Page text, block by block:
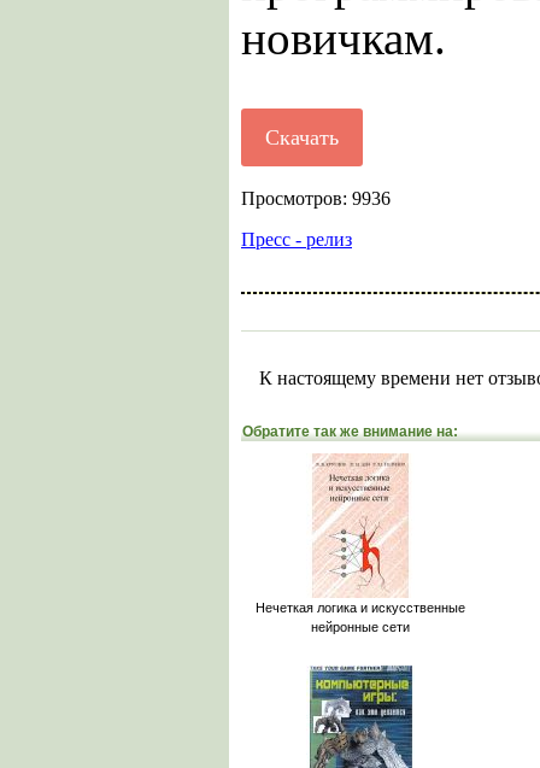
новичкам.
Скачать
Просмотров: 9936
Пресс - релиз
К настоящему времени нет
Обратите так же внимание на:
Нечеткая логика и искусственные
нейронные сети